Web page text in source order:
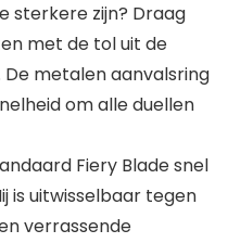
sterkere zijn? Draag
met de tol uit de
metalen aanvalsring
om alle duellen
Fiery Blade snel
is uitwisselbaar tegen
verrassende